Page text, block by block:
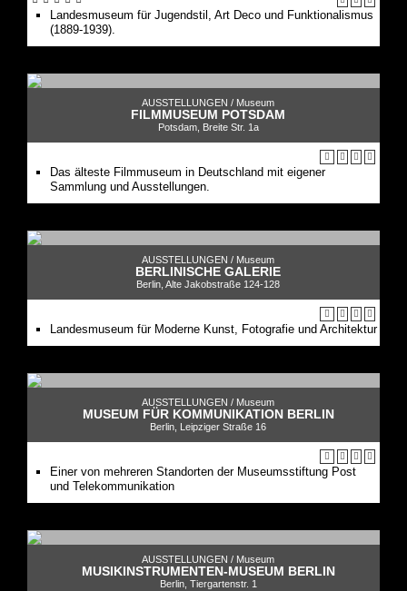
Landesmuseum für Jugendstil, Art Deco und Funktionalismus
(1889-1939).
AUSSTELLUNGEN / Museum
FILMMUSEUM POTSDAM
Potsdam, Breite Str. 1a
Das älteste Filmmuseum in Deutschland mit eigener
Sammlung und Ausstellungen.
AUSSTELLUNGEN / Museum
BERLINISCHE GALERIE
Berlin, Alte Jakobstraße 124-128
Landesmuseum für Moderne Kunst, Fotografie und Architektur
AUSSTELLUNGEN / Museum
MUSEUM FÜR KOMMUNIKATION BERLIN
Berlin, Leipziger Straße 16
Einer von mehreren Standorten der Museumsstiftung Post
und Telekommunikation
AUSSTELLUNGEN / Museum
MUSIKINSTRUMENTEN-MUSEUM BERLIN
Berlin, Tiergartenstr. 1